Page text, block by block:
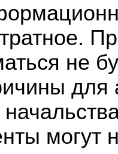
не
для
могут